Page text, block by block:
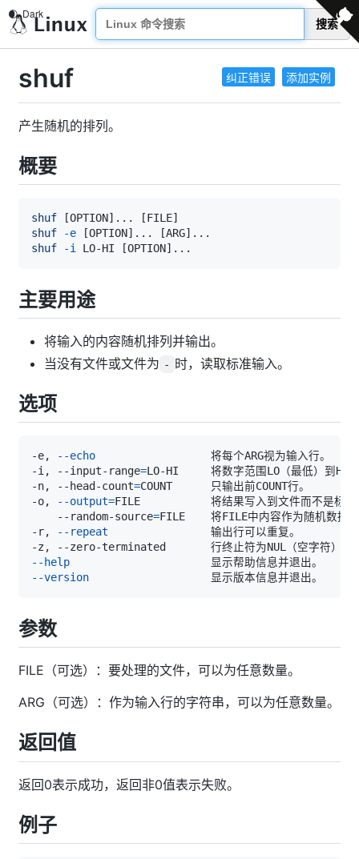
搜索
纠正错误 添加实例
shuf
产生随机的排列。
概要
shuf [OPTION] .. . [FILE]
shuf
-e [OPTION] .. . [ARG] ..
shuf
-i LO-HI [OPTION] ..
主要用途
将输入的内容随机排列并输出。
当没有文件或文件为 - 时，读取标准输入。
选项
-e, --echo
-i, --input-range=
-n, --head-count=
-o,
--output=
    --random-source
=
-r,
--repeat
--help
--version
参数
FILE（可选）：要处理的文件，可以为任意数量。
ARG（可选）：作为输入行的字符串，可以为任意数量。
返回值
返回0表示成功，返回非0值表示失败。
例子